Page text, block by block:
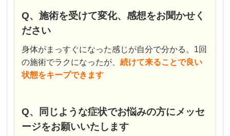
Q、施術を受けて変化、感想をお聞かせく
ださい
身体がまっすぐになった感じが自分で分かる。1回
の施術でラクになったが、続けて来ることで良い
状態をキープできます
Q、同じような症状でお悩みの方にメッセ
ージをお願いいたします